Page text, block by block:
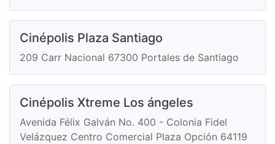
Cinépolis Plaza Santiago
209 Carr Nacional 67300 Portales de Santiago
Cinépolis Xtreme Los ángeles
Avenida Félix Galván No. 400 - Colonia Fidel
Velázquez Centro Comercial Plaza Opción 64119